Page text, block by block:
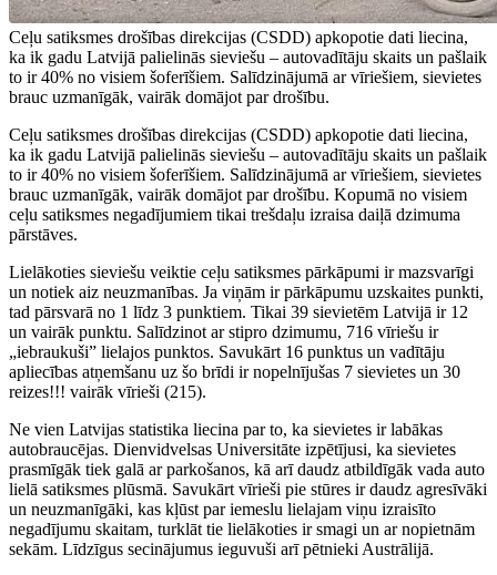
Ceļu satiksmes drošības direkcijas (CSDD) apkopotie dati liecina,
ka ik gadu Latvijā palielinās sieviešu – autovadītāju skaits un pašlaik
to ir 40% no visiem šoferīšiem. Salīdzinājumā ar vīriešiem, sievietes
brauc uzmanīgāk, vairāk domājot par drošību.
Ceļu satiksmes drošības direkcijas (CSDD) apkopotie dati liecina,
ka ik gadu Latvijā palielinās sieviešu – autovadītāju skaits un pašlaik
to ir 40% no visiem šoferīšiem. Salīdzinājumā ar vīriešiem, sievietes
brauc uzmanīgāk, vairāk domājot par drošību. Kopumā no visiem
ceļu satiksmes negadījumiem tikai trešdaļu izraisa daiļā dzimuma
pārstāves.
Lielākoties sieviešu veiktie ceļu satiksmes pārkāpumi ir mazsvarīgi
un notiek aiz neuzmanības. Ja viņām ir pārkāpumu uzskaites punkti,
tad pārsvarā no 1 līdz 3 punktiem. Tikai 39 sievietēm Latvijā ir 12
un vairāk punktu. Salīdzinot ar stipro dzimumu, 716 vīriešu ir
„iebraukuši” lielajos punktos. Savukārt 16 punktus un vadītāju
apliecības atņemšanu uz šo brīdi ir nopelnījušas 7 sievietes un 30
reizes!!! vairāk vīrieši (215).
Ne vien Latvijas statistika liecina par to, ka sievietes ir labākas
autobraucējas. Dienvidvelsas Universitāte izpētījusi, ka sievietes
prasmīgāk tiek galā ar parkošanos, kā arī daudz atbildīgāk vada auto
lielā satiksmes plūsmā. Savukārt vīrieši pie stūres ir daudz agresīvāki
un neuzmanīgāki, kas kļūst par iemeslu lielajam viņu izraisīto
negadījumu skaitam, turklāt tie lielākoties ir smagi un ar nopietnām
sekām. Līdzīgus secinājumus ieguvuši arī pētnieki Austrālijā.